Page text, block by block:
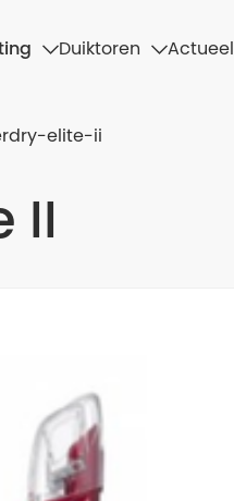
Duiktoren Actueel
elite-ii
II